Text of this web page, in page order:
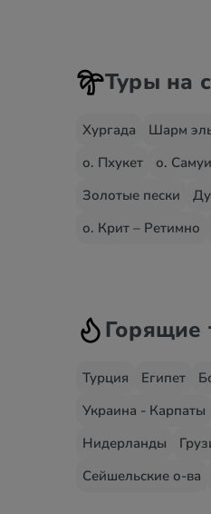
Туры на
Хургада Шарм
о. Пхукет
о. Самуи
Золотые пески
о. Крит – Ретимно
Горящие
Турция Египет
Украина - Карпаты
Нидерланды
Сейшельские о-ва